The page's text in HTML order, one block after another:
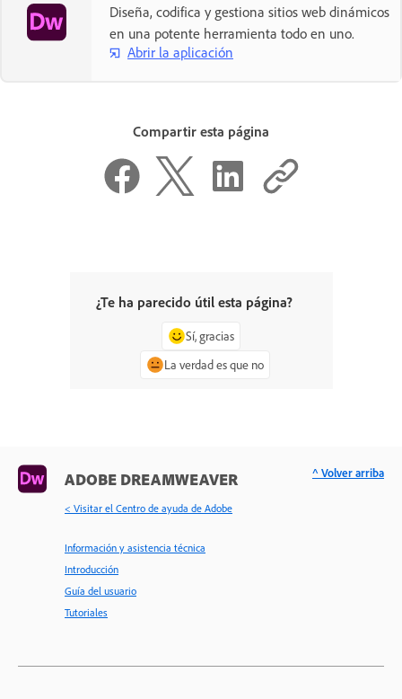
Diseña, codifica y gestiona sitios web dinámicos
en una potente herramienta todo en uno.
Abrir la aplicación
Compartir esta página
¿Te ha parecido útil esta página?
Sí, gracias
La verdad es que no
ADOBE DREAMWEAVER
< Visitar el Centro de ayuda de Adobe
Información y asistencia técnica
Introducción
Guía del usuario
Tutoriales
^ Volver arriba